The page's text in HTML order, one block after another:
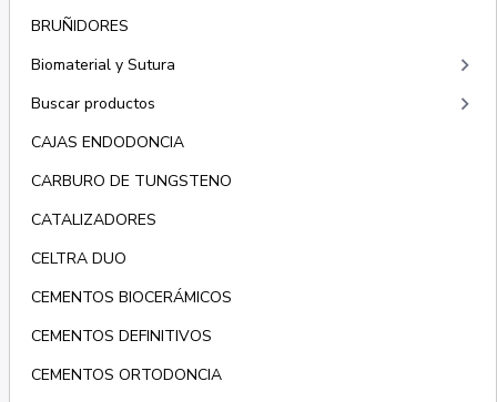
BRUÑIDORES
Biomaterial y Sutura
keyboard_arrow_right
Buscar productos keyboard_arrow_right
CAJAS ENDODONCIA
CARBURO DE TUNGSTENO
CATALIZADORES
CELTRA DUO
CEMENTOS BIOCERÁMICOS
CEMENTOS DEFINITIVOS
CEMENTOS ORTODONCIA